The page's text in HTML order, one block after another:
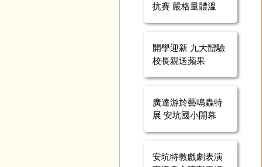
抗賽 嚴格量體溫
開學迎新 九大體驗
校長親送蘋果
廣達游於藝鳴蟲特
展 安坑國小開幕
安坑特教戲劇表演